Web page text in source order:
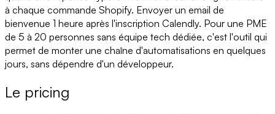
à chaque commande Shopify. Envoyer un email de
bienvenue 1 heure après l'inscription Calendly. Pour une PME
de 5 à 20 personnes sans équipe tech dédiée, c'est l'outil qui
permet de monter une chaîne d'automatisations en quelques
jours, sans dépendre d'un développeur.
Le pricing